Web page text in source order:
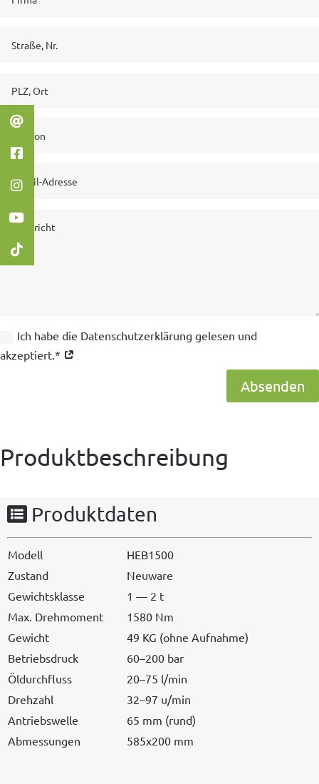
Ich habe die Datenschutzerklärung gelesen und
akzeptiert.*
Absenden
Produktbeschreibung
Produktdaten
Mod­ell
HEB1500
Zus­tand
Neuware
Gewicht­sklasse
1 — 2 t
Max. Drehmo­ment
1580 Nm
Gewicht
49 KG (ohne Aufnahme)
Betrieb­s­druck
60–200 bar
Öldurch­fluss
20–75 l/min
Drehzahl
32–97 u/min
Antrieb­swelle
65 mm (rund)
Abmes­sun­gen
585x200 mm